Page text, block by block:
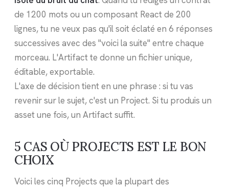
de 1200 mots ou un composant React de 200
lignes, tu ne veux pas qu'il soit éclaté en 6 réponses
successives avec des "voici la suite" entre chaque
morceau. L'Artifact te donne un fichier unique,
éditable, exportable.
L'axe de décision tient en une phrase : si tu vas
revenir sur le sujet, c'est un Project. Si tu produis un
asset une fois, un Artifact suffit.
5 CAS OÙ PROJECTS EST LE BON
CHOIX
Voici les cinq Projects que la plupart des